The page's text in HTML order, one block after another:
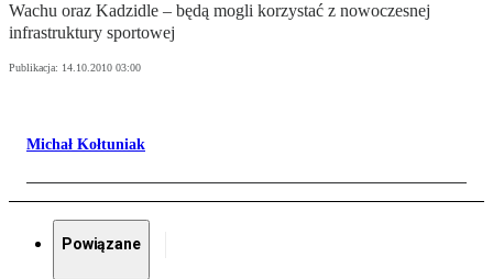
Wachu oraz Kadzidle – będą mogli korzystać z nowoczesnej
infrastruktury sportowej
Publikacja: 14.10.2010 03:00
Michał Kołtuniak
Powiązane